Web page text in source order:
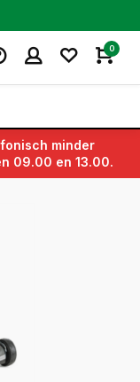
0
minder
09.00 en 13.00.